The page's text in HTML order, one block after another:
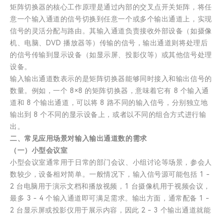
矩阵切换器的核心工作原理是通过内部的交叉点开关矩阵，将任
意一个输入通道的信号切换到任意一个或多个输出通道上，实现
信号的灵活分配与路由。其输入通道负责接收外部设备（如摄像
机、电脑、DVD 播放器等）传输的信号，输出通道则将处理后
的信号传输到显示设备（如显示屏、投影仪等）或其他信号处理
设备。
输入输出通道数表示的是矩阵切换器能够同时接入和输出信号的
数量。例如，一个 8×8 的矩阵切换器，意味着它有 8 个输入通
道和 8 个输出通道，可以将 8 路不同的输入信号，分别独立地
输出到 8 个不同的显示设备上，或者以不同的组合方式进行输
出。
二、常见应用场景对输入输出通道数的需求
（一）小型会议室
小型会议室通常用于日常的部门会议、小组讨论等场景，参会人
数较少，设备相对简单。一般情况下，输入信号源可能包括 1 -
2 台电脑用于演示文档和播放视频，1 台摄像机用于视频会议，
最多 3 - 4 个输入通道即可满足需求。输出方面，通常配备 1 -
2 台显示屏或投影仪用于展示内容，因此 2 - 3 个输出通道就能